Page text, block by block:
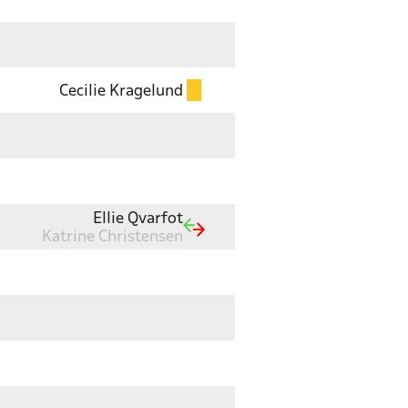
Cecilie Kragelund
Ellie Qvarfot
Katrine Christensen